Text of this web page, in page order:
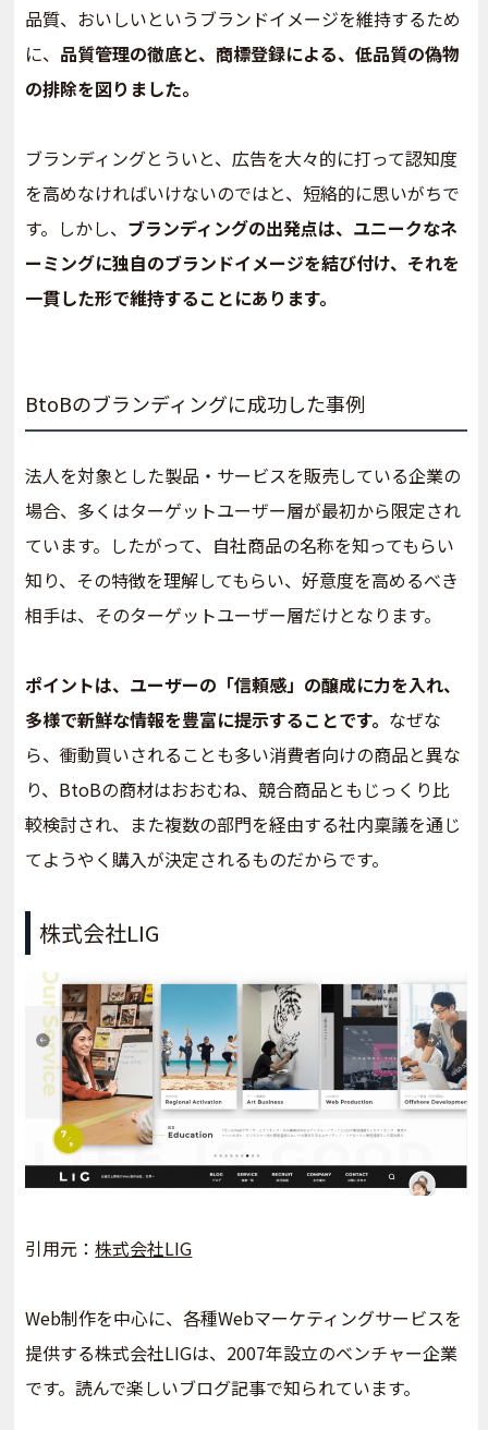
品質、おいしいというブランドイメージを維持するため
に、 品質管理の徹底と、商標登録による、低品質の偽物
の排除を図りました。
ブランディングとういと、広告を大々的に打って認知度
を高めなければいけないのではと、短絡的に思いがちで
す。しかし、 ブランディングの出発点は、ユニークなネ
ーミングに独自のブランドイメージを結び付け、それを
一貫した形で維持することにあります。
BtoBのブランディングに成功した事例
法人を対象とした製品・サービスを販売している企業の
場合、多くはターゲットユーザー層が最初から限定され
ています。したがって、自社商品の名称を知ってもらい
知り、その特徴を理解してもらい、好意度を高めるべき
相手は、そのターゲットユーザー層だけとなります。
ポイントは、ユーザーの「信頼感」の醸成に力を入れ、
多様で新鮮な情報を豊富に提示することです。 なぜな
ら、衝動買いされることも多い消費者向けの商品と異な
り、BtoBの商材はおおむね、競合商品ともじっくり比
較検討され、また複数の部門を経由する社内稟議を通じ
てようやく購入が決定されるものだからです。
株式会社LIG
引用元：株式会社LIG
Web制作を中心に、各種Webマーケティングサービスを
提供する株式会社LIGは、2007年設立のベンチャー企業
です。読んで楽しいブログ記事で知られています。